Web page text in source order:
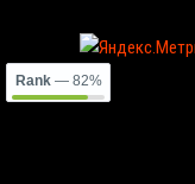
Rank— 82%